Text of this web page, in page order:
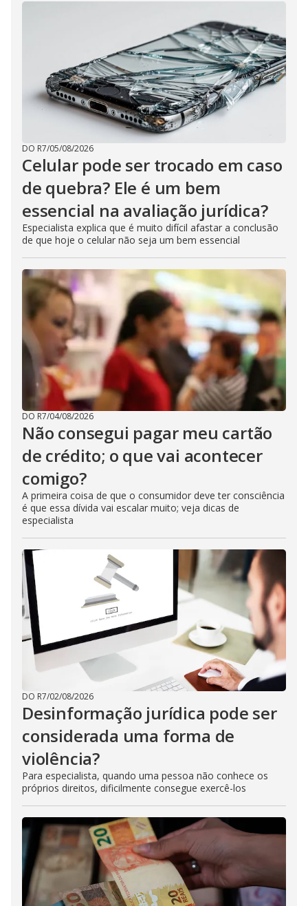
DO R7/05/08/2026
Celular pode ser trocado em caso
de quebra? Ele é um bem
essencial na avaliação jurídica?
Especialista explica que é muito difícil afastar a conclusão
de que hoje o celular não seja um bem essencial
DO R7/04/08/2026
Não consegui pagar meu cartão
de crédito; o que vai acontecer
comigo?
A primeira coisa de que o consumidor deve ter consciência
é que essa dívida vai escalar muito; veja dicas de
especialista
DO R7/02/08/2026
Desinformação jurídica pode ser
considerada uma forma de
violência?
Para especialista, quando uma pessoa não conhece os
próprios direitos, dificilmente consegue exercê-los